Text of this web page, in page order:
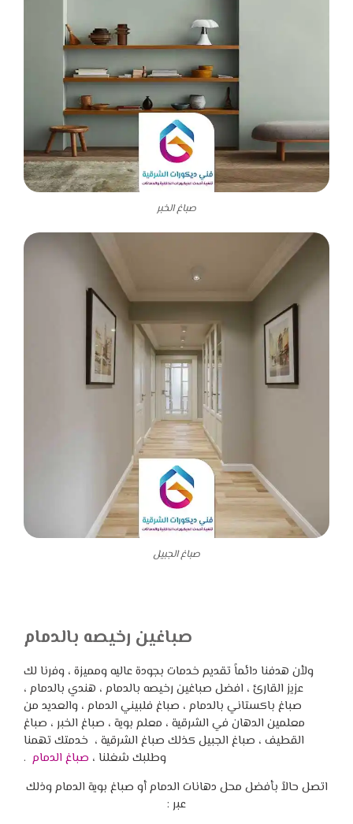
صباغ الخبر
صباغ الجبيل
صباغين رخيصه بالدمام
ولأن هدفنا دائماً تقديم خدمات بجودة عاليه ومميزة ، وفرنا لك
عزيز القارئ ، افضل صباغين رخيصه بالدمام ، هندي بالدمام ،
صباغ باكستاني بالدمام ، صباغ فلبيني الدمام ، والعديد من
معلمين الدهان في الشرقية ، معلم بوية ، صباغ الخبر ، صباغ
القطيف ، صباغ الجبيل كذلك صباغ الشرقية ، خدمتك تهمنا
وطلبك شغلنا ، صباغ الدمام .
اتصل حالاً بأفضل محل دهانات الدمام أو صباغ بوية الدمام وذلك
عبر :